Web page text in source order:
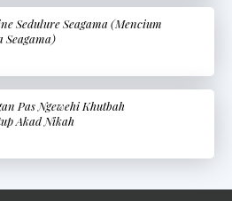
Sedulure Seagama (Mencium
Seagama)
Pas Ngewehi Khutbah
Akad Nikah